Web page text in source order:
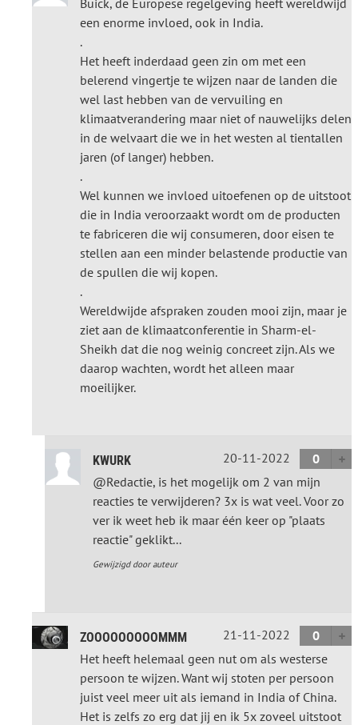
een enorme invloed, ook in India.
.
Het heeft inderdaad geen zin om met een
belerend vingertje te wijzen naar de landen die
wel last hebben van de vervuiling en
klimaatverandering maar niet of nauwelijks delen
in de welvaart die we in het westen al tientallen
jaren (of langer) hebben.
.
Wel kunnen we invloed uitoefenen op de uitstoot
die in India veroorzaakt wordt om de producten
te fabriceren die wij consumeren, door eisen te
stellen aan een minder belastende productie van
de spullen die wij kopen.
.
Wereldwijde afspraken zouden mooi zijn, maar je
ziet aan de klimaatconferentie in Sharm-el-
Sheikh dat die nog weinig concreet zijn. Als we
daarop wachten, wordt het alleen maar
moeilijker.
KWURK 20-11-2022
0
@Redactie, is het mogelijk om 2 van mijn
reacties te verwijderen? 3x is wat veel. Voor zo
ver ik weet heb ik maar één keer op "plaats
reactie" geklikt...
Gewijzigd door auteur
ZOOOOOOOOOMMM 21-11-2022
0
Het heeft helemaal geen nut om als westerse
persoon te wijzen. Want wij stoten per persoon
juist veel meer uit als iemand in India of China.
Het is zelfs zo erg dat jij en ik 5x zoveel uitstoot